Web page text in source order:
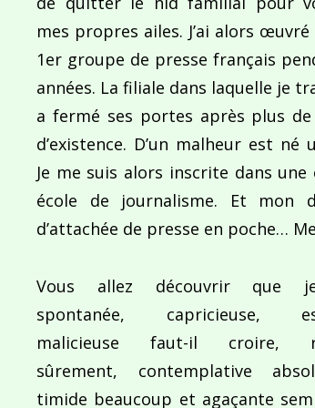
mes propres ailes. J’ai alors œuvré
1er groupe de presse français
années. La filiale dans laquelle je
a fermé ses portes après plus de
d’existence. D’un malheur est né
Je me suis alors inscrite dans une
école de journalisme. Et mon
d’attachée de presse en poche…
Vous allez découvrir que
spontanée, capricieuse,
malicieuse faut-il croire,
sûrement, contemplative
timide beaucoup et agaçante